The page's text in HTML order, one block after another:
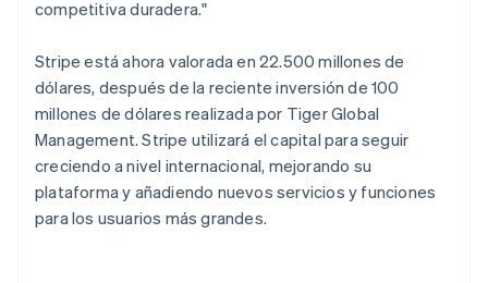
Sesiones de Stripe 2026
Descubre cómo Stripe construye la infraestructura
competitiva duradera."
Stripe está ahora valorada en 22.500 millones de
dólares, después de la reciente inversión de 100
millones de dólares realizada por Tiger Global
Management. Stripe utilizará el capital para seguir
creciendo a nivel internacional, mejorando su
plataforma y añadiendo nuevos servicios y funciones
para los usuarios más grandes.
Portugal
RAE de Hong Kong, China
English简体中文
Reino Unido
English
República Checa
English
Rumania
English